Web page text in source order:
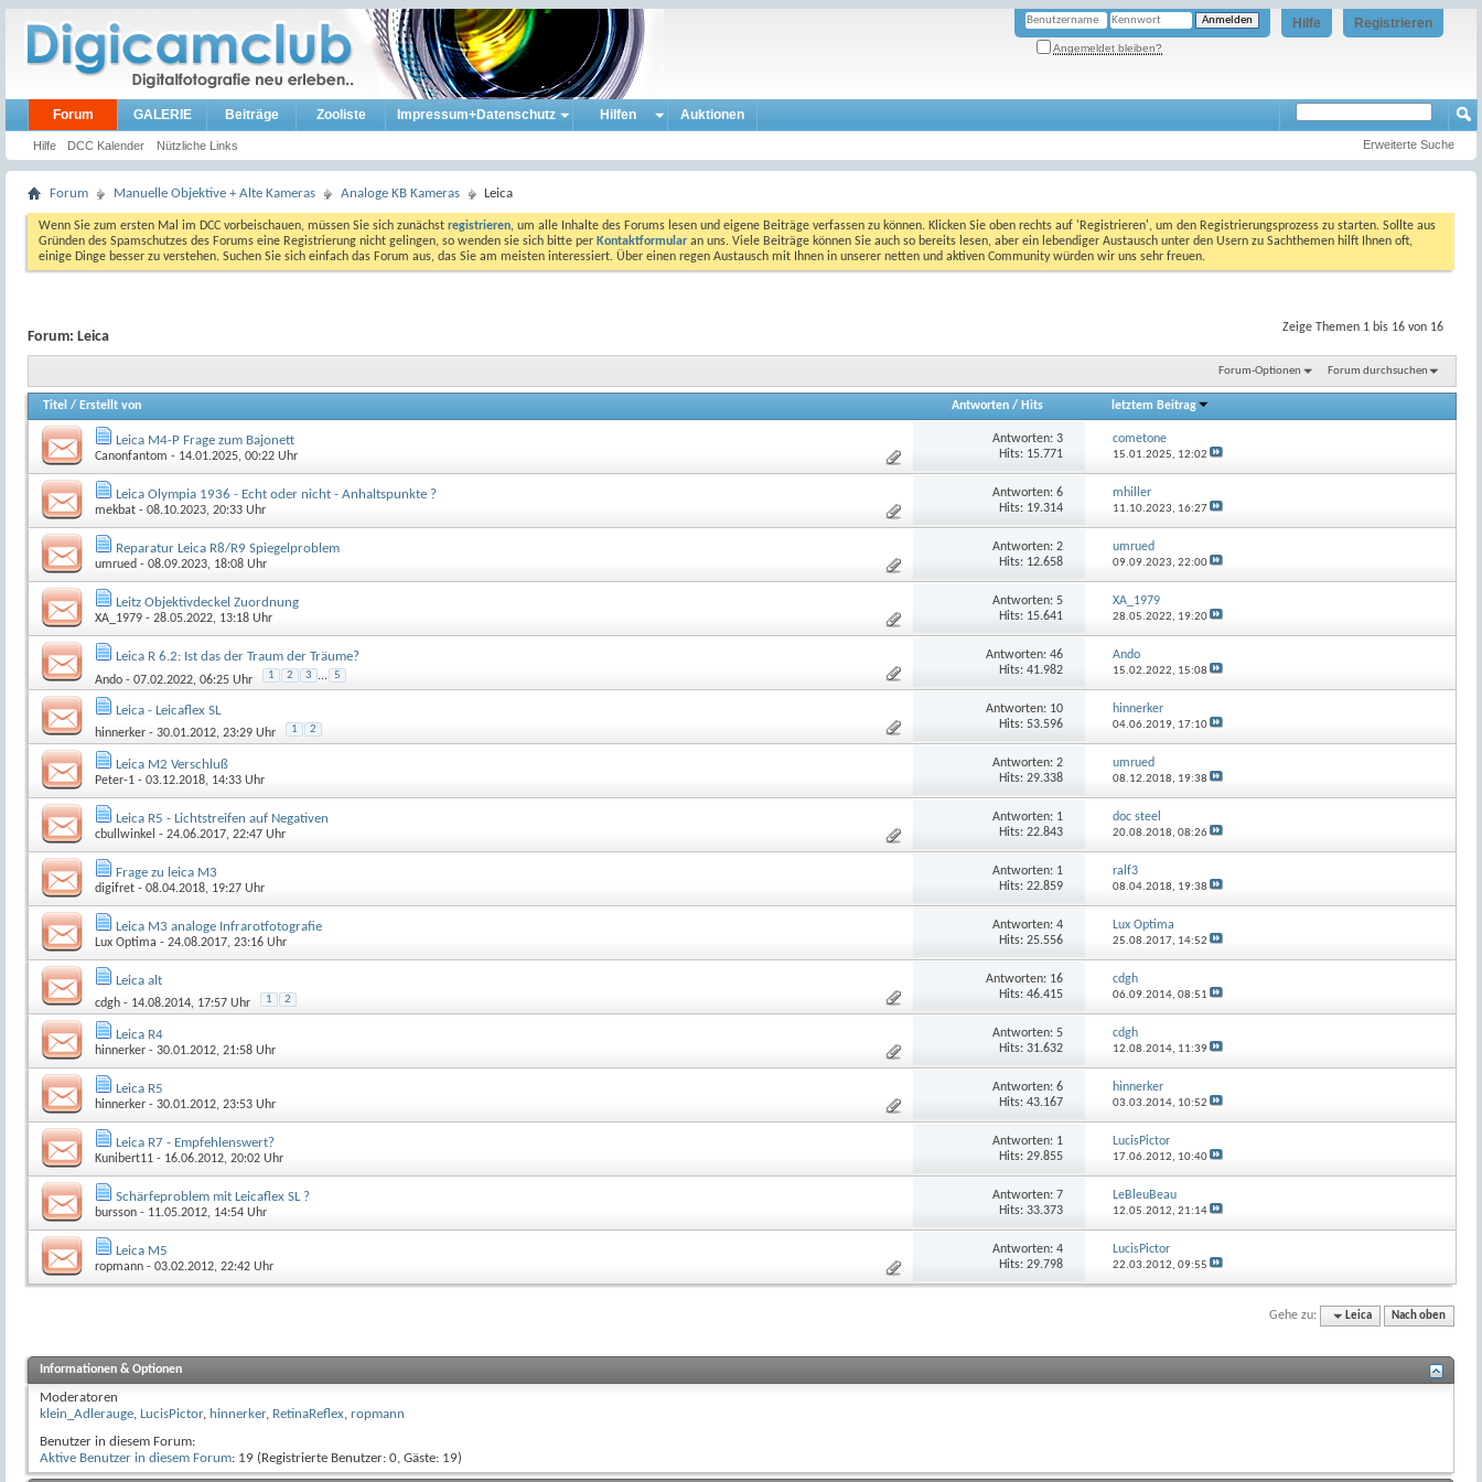
Registrieren
Hilfe
Angemeldet bleiben?
Forum
Hilfe DCC Kalender Nützliche Links
GALERIE Beiträge Zooliste Impressum+Datenschutz Hilfen Auktionen
Erweiterte Suche
Forum Manuelle Objektive + Alte Kameras Analoge KB Kameras Leica
Wenn Sie zum ersten Mal im DCC vorbeischauen, müssen Sie sich zunächst registrieren, um alle Inhalte des Forums lesen und eigene Beiträge verfassen zu können. Klicken Sie oben rechts auf 'Registrieren', um den Registrierungsprozess zu starten. Sollte aus
Gründen des Spamschutzes des Forums eine Registrierung nicht gelingen, so wenden sie sich bitte per Kontaktformular an uns. Viele Beiträge können Sie auch so bereits lesen, aber ein lebendiger Austausch unter den Usern zu Sachthemen hilft Ihnen oft,
einige Dinge besser zu verstehen. Suchen Sie sich einfach das Forum aus, das Sie am meisten interessiert. Über einen regen Austausch mit Ihnen in unserer netten und aktiven Community würden wir uns sehr freuen.
Zeige Themen 1 bis 16 von 16
Forum: Leica
Forum-Optionen Forum durchsuchen
Titel / Erstellt von Antworten / Hits letztem Beitrag
Leica M4-P Frage zum Bajonett
Canonfantom - 14.01.2025, 00:22 Uhr
Antworten: 3
Hits: 15.771
cometone
15.01.2025, 12:02
Leica Olympia 1936 - Echt oder nicht - Anhaltspunkte ?
mekbat - 08.10.2023, 20:33 Uhr
Antworten: 6
Hits: 19.314
mhiller
11.10.2023, 16:27
Reparatur Leica R8/R9 Spiegelproblem
umrued - 08.09.2023, 18:08 Uhr
Antworten: 2
Hits: 12.658
umrued
09.09.2023,22:00
Leitz Objektivdeckel Zuordnung
XA_1979 - 28.05.2022, 13:18 Uhr
Antworten: 5
Hits: 15.641
XA_1979
28.05.2022, 19:20
Leica R 6.2: Ist das der Traum der Träume?
Ando - 07.02.2022, 06:25 Uhr 1 2 3 ... 5
Antworten: 46
Hits: 41.982
Ando
15.02.2022, 15:08
Leica - Leicaflex SL
hinnerker - 30.01.2012, 23:29 Uhr 1 2
Antworten: 10
Hits: 53.596
hinnerker
04.06.2019, 17:10
Leica M2 Verschluß
Peter-1 - 03.12.2018, 14:33 Uhr
Antworten: 2
Hits: 29.338
umrued
08.12.2018, 19:38
Leica R5 - Lichtstreifen auf Negativen
cbullwinkel - 24.06.2017, 22:47 Uhr
Antworten: 1
Hits: 22.843
doc steel
20.08.2018,08:26
Frage zu leica M3
digifret - 08.04.2018, 19:27 Uhr
Antworten: 1
Hits: 22.859
ralf3
08.04.2018, 19:38
Leica M3 analoge Infrarotfotografie
Lux Optima - 24.08.2017, 23:16 Uhr
Antworten: 4
Hits: 25.556
Lux Optima
25.08.2017, 14:52
Leica alt
cdgh - 14.08.2014, 17:57 Uhr 1 2
Antworten: 16
Hits: 46.415
cdgh
06.09.2014,08:51
Leica R4
hinnerker - 30.01.2012, 21:58 Uhr
Antworten: 5
Hits: 31.632
cdgh
12.08.2014, 11:39
Leica R5
hinnerker - 30.01.2012, 23:53 Uhr
Antworten: 6
Hits: 43.167
hinnerker
03.03.2014, 10:52
Leica R7 - Empfehlenswert?
Kunibert11 - 16.06.2012, 20:02 Uhr
Antworten: 1
Hits: 29.855
LucisPictor
17.06.2012, 10:40
Schärfeproblem mit Leicaflex SL ?
bursson - 11.05.2012, 14:54 Uhr
Antworten: 7
Hits: 33.373
LeBleuBeau
12.05.2012,21:14
Leica M5
ropmann - 03.02.2012, 22:42 Uhr
Antworten: 4
Hits: 29.798
LucisPictor
22.03.2012,09:55
Gehe zu: Leica Nach oben
Informationen & Optionen
Moderatoren
klein_Adlerauge, LucisPictor, hinnerker, RetinaReflex, ropmann
Benutzer in diesem Forum:
Aktive Benutzer in diesem Forum: 19 (Registrierte Benutzer: 0, Gäste: 19)